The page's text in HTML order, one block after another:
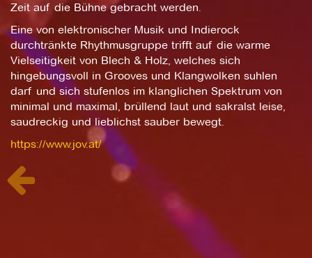
Zeit auf die Bühne gebracht werden.
Eine von elektronischer Musik und Indierock
durchtränkte Rhythmusgruppe trifft auf die warme
Vielseitigkeit von Blech & Holz, welches sich
hingebungsvoll in Grooves und Klangwolken suhlen
darf und sich stufenlos im klanglichen Spektrum von
minimal und maximal, brüllend laut und sakralst leise,
saudreckig und lieblichst sauber bewegt.
https://www.jov.at/